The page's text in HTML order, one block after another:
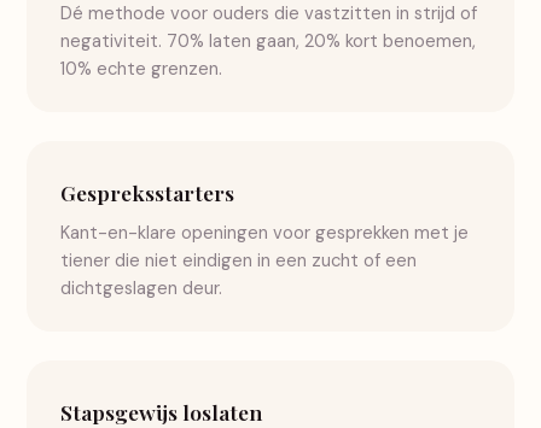
Dé methode voor ouders die vastzitten in strijd of
negativiteit. 70% laten gaan, 20% kort benoemen,
10% echte grenzen.
Gespreksstarters
Kant-en-klare openingen voor gesprekken met je
tiener die niet eindigen in een zucht of een
dichtgeslagen deur.
Stapsgewijs loslaten